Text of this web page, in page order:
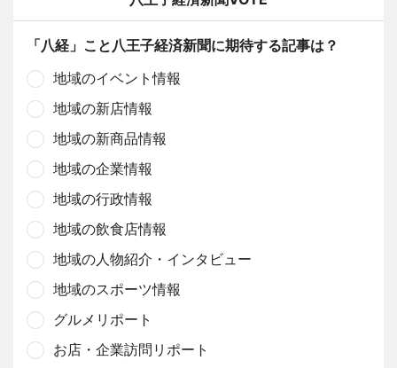
「八経」こと八王子経済新聞に期待する記事は？
地域のイベント情報
地域の新店情報
地域の新商品情報
地域の企業情報
地域の行政情報
地域の飲食店情報
地域の人物紹介・インタビュー
地域のスポーツ情報
グルメリポート
お店・企業訪問リポート